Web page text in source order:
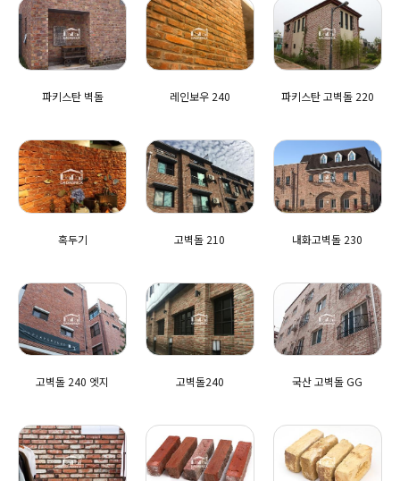
파키스탄 벽돌 레인보우 240 파키스탄 고벽돌 220
혹두기 고벽돌 210 내화고벽돌 230
고벽돌 240 엣지 고벽돌240 국산 고벽돌 GG